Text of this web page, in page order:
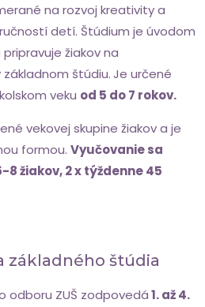
na rozvoj kreativity a
detí. Štúdium je úvodom
žiakov na
štúdiu.Je určené
veku od 5 do 7 rokov.
vekovej skupine žiakov a je
formou. Vyučovanie sa
žiakov, 2 x týždenne 45
základného štúdia
odboru ZUŠ zodpovedá1. až 4.